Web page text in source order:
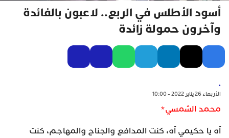
أسود الأطلس في الربع.. لاعبون بالفائدة
وآخرون حمولة زائدة
.
الأربعاء 26 يناير 2022 - 10:00
محمد الشمسي*
آه يا حكيمي آه، كنت المدافع والجناح والمهاجم، كنت